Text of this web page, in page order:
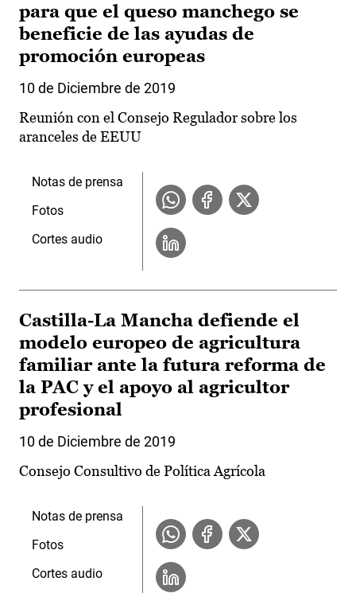
para que el queso manchego se
beneficie de las ayudas de
promoción europeas
10 de Diciembre de 2019
Reunión con el Consejo Regulador sobre los
aranceles de EEUU
Notas de prensa
Fotos
Cortes audio
Castilla-La Mancha defiende el
modelo europeo de agricultura
familiar ante la futura reforma de
la PAC y el apoyo al agricultor
profesional
10 de Diciembre de 2019
Consejo Consultivo de Política Agrícola
Notas de prensa
Fotos
Cortes audio